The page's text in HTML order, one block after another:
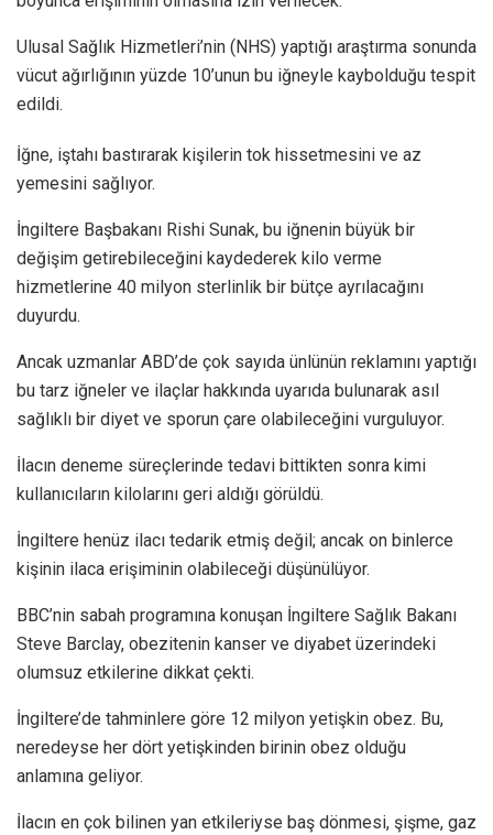
Ulusal Sağlık Hizmetleri’nin (NHS) yaptığı araştırma sonunda
vücut ağırlığının yüzde 10’unun bu iğneyle kaybolduğu tespit
edildi.
İğne, iştahı bastırarak kişilerin tok hissetmesini ve az
yemesini sağlıyor.
İngiltere Başbakanı Rishi Sunak, bu iğnenin büyük bir
değişim getirebileceğini kaydederek kilo verme
hizmetlerine 40 milyon sterlinlik bir bütçe ayrılacağını
duyurdu.
Ancak uzmanlar ABD’de çok sayıda ünlünün reklamını yaptığı
bu tarz iğneler ve ilaçlar hakkında uyarıda bulunarak asıl
sağlıklı bir diyet ve sporun çare olabileceğini vurguluyor.
İlacın deneme süreçlerinde tedavi bittikten sonra kimi
kullanıcıların kilolarını geri aldığı görüldü.
İngiltere henüz ilacı tedarik etmiş değil; ancak on binlerce
kişinin ilaca erişiminin olabileceği düşünülüyor.
BBC’nin sabah programına konuşan İngiltere Sağlık Bakanı
Steve Barclay, obezitenin kanser ve diyabet üzerindeki
olumsuz etkilerine dikkat çekti.
İngiltere’de tahminlere göre 12 milyon yetişkin obez. Bu,
neredeyse her dört yetişkinden birinin obez olduğu
anlamına geliyor.
İlacın en çok bilinen yan etkileriyse baş dönmesi, şişme, gaz